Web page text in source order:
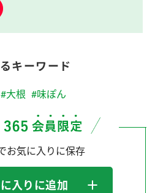
キーワード
#大根 #味ぽん
お気に入りに保存
入りに追加